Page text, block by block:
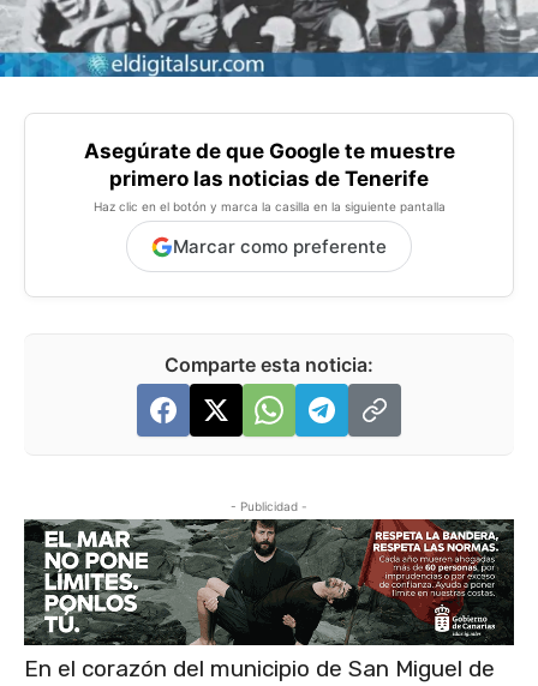
Asegúrate de que Google te muestre
primero las noticias de Tenerife
Haz clic en el botón y marca la casilla en la siguiente pantalla
Marcar como preferente
Comparte esta noticia:
- Publicidad -
En el corazón del municipio de San Miguel de